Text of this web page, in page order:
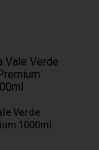
Verde
1000ml